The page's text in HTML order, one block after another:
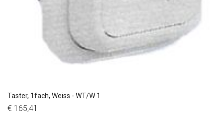
Taster, 1fach, Weiss - WT/W 1
€ 165,41